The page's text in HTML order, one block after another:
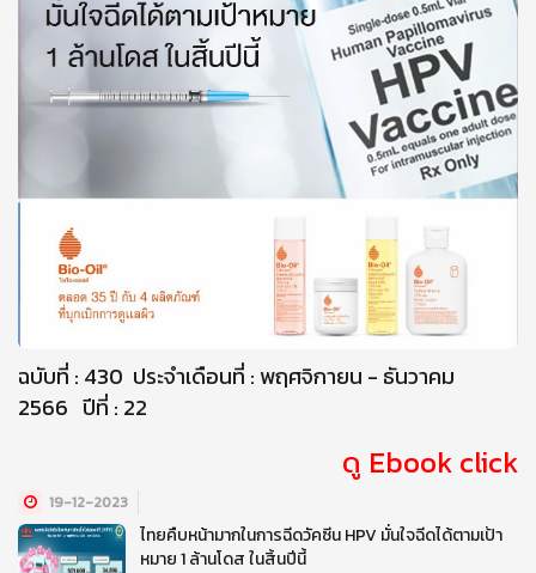
ฉบับที่ : 430 ประจำเดือนที่ : พฤศจิกายน - ธันวาคม
2566 ปีที่ : 22
ดู Ebook click
19-12-2023
ไทยคืบหน้ามากในการฉีดวัคซีน HPV มั่นใจฉีดได้ตามเป้า
หมาย 1 ล้านโดส ในสิ้นปีนี้